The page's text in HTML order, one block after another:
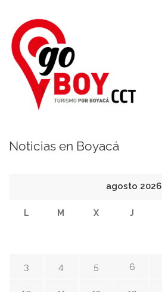
Noticias en Boyacá
agosto 2026
L M X J
3 4 5 6